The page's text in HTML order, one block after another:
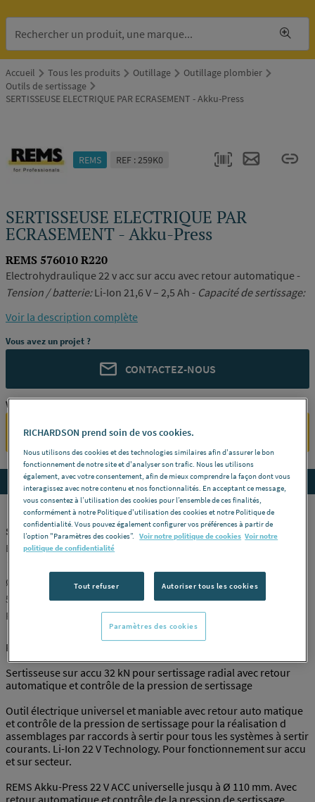
Accueil Tous les produits Outillage
Outillage plombier
Outils de sertissage
SERTISSEUSE ELECTRIQUE PAR ECRASEMENT - Akku-Press
REMS REF : 259K0
SERTISSEUSE ELECTRIQUE PAR
ECRASEMENT - Akku-Press
REMS 576010 R220
Electrohydraulique 22 v acc sur accu avec retour automatique -
Tension / batterie:Li-Ion 21,6 V – 2,5 Ah - Capacité de sertissage:
Ø 10 – 75 mm (jusqu’à 110 mm selon le système) -
576010
Voir la description complète
Vous avez un projet ?
CONTACTEZ-NOUS
Vous êtes un professionnel ?
SE CONNECTER
Accedez aux détails du produit
SERTISSEUSE ELECTRIQUE PAR ECRASEMENT - Akku-Press
Electrohydraulique 22 v acc sur accu avec retour automatique -
Ø 10 – 75 mm (jusqu’à 110 mm selon le système) -Référence
576010
REMS [576010 R220]
REMS AKKU-PRESS 22V ACC BASIC-PACK
Sertisseuse sur accu 32 kN pour sertissage radial avec retour
automatique et contrôle de la pression de sertissage
Outil électrique universel et maniable avec retour auto matique
et contrôle de la pression de sertissage pour la réalisation d
assemblages par raccords à sertir pour tous les systèmes à sertir
courants. Li-Ion 22 V Technology. Pour fonctionnement sur accu
et sur secteur.
REMS Akku-Press 22 V ACC universelle jusqu à Ø 110 mm. Avec
RICHARDSON prend soin de vos cookies.
Nous utilisons des cookies et des technologies similaires afin d'assurer le bon
fonctionnement de notre site et d'analyser son trafic. Nous les utilisons
également, avec votre consentement, afin de mieux comprendre la façon dont vous
interagissez avec notre contenu et nos fonctionnalités. En acceptant ce message,
vous consentez à l’utilisation des cookies pour l’ensemble de ces finalités,
conformément à notre Politique d'utilisation des cookies et notre Politique de
confidentialité. Vous pouvez également configurer vos préférences à partir de
l’option "Paramètres des cookies”.
Voir notre politique de cookies Voir notre
politique de confidentialité
Tout refuser Autoriser tous les cookies
Paramètres des cookies